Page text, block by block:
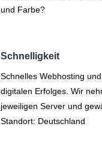
und Farbe?
Schnelligkeit
Schnelles Webhosting
digitalen Erfolges. Wir
jeweiligen Server und
Standort: Deutschland